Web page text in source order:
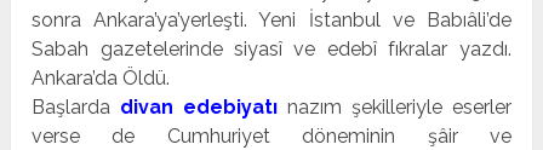
sonra Anka­ra’ya’yerleşti. Yeni İstanbul ve Babıâli’de
Sabah gazetele­rinde siyasî ve edebî fıkralar yazdı.
Ankara’da Öldü.
Başlarda divan edebiyatı nazım şekilleriyle eserler
verse de Cumhuriyet döneminin şâir ve